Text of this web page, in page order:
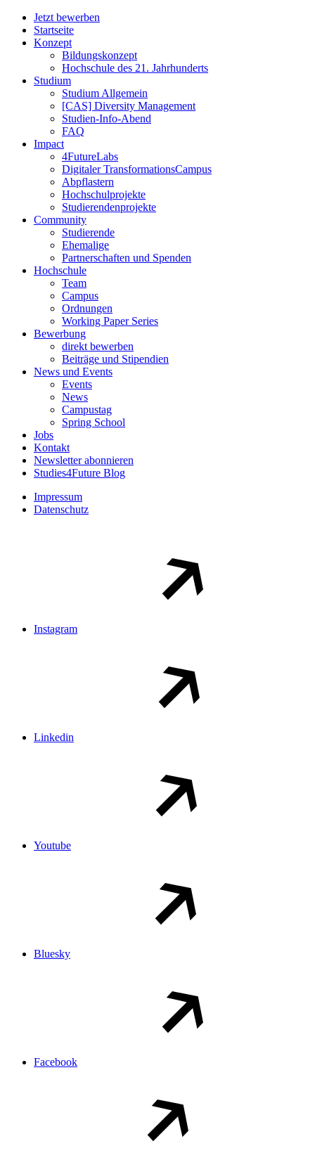
Jetzt bewerben
Startseite
Konzept
Bildungskonzept
Hochschule des 21. Jahrhunderts
Studium
Studium Allgemein
[CAS] Diversity Management
Studien-Info-Abend
FAQ
Impact
4FutureLabs
Digitaler TransformationsCampus
Abpflastern
Hochschulprojekte
Studierendenprojekte
Community
Studierende
Ehemalige
Partnerschaften und Spenden
Hochschule
Team
Campus
Ordnungen
Working Paper Series
Bewerbung
direkt bewerben
Beiträge und Stipendien
News und Events
Events
News
Campustag
Spring School
Jobs
Kontakt
Newsletter abonnieren
Studies4Future Blog
Impressum
Datenschutz
Instagram
Linkedin
Youtube
Bluesky
Facebook